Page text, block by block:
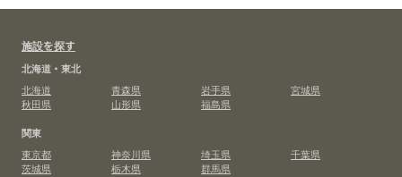
施設を探す
北海道・東北
北海道
青森県 岩手県
宮城県
秋田県
山形県
福島県
関東
東京都
神奈川県 埼玉県
千葉県
茨城県
栃木県
群馬県